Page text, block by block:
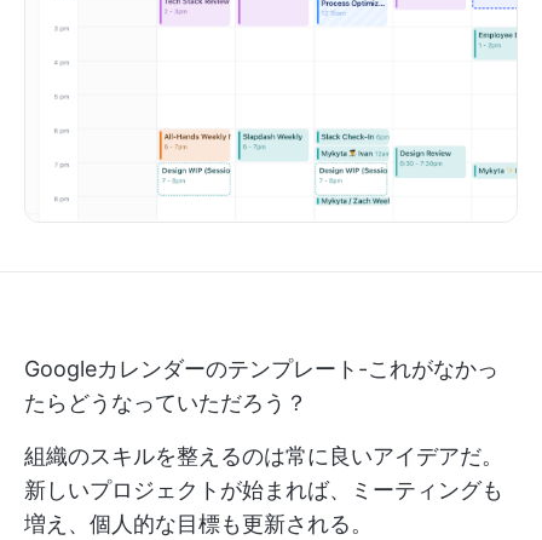
Googleカレンダーのテンプレート-これがなかっ
たらどうなっていただろう？
組織のスキルを整えるのは常に良いアイデアだ。
新しいプロジェクトが始まれば、ミーティングも
増え、個人的な目標も更新される。